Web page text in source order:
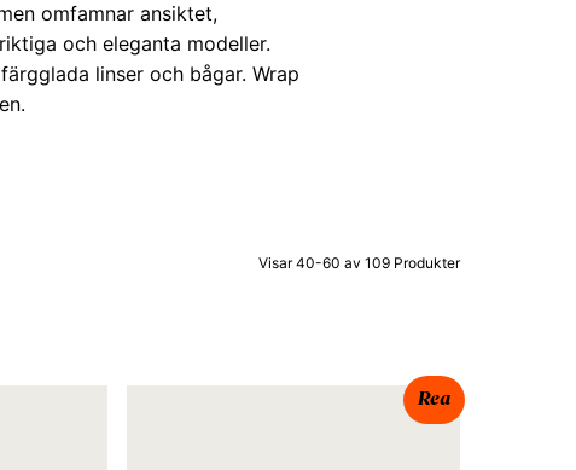
omfamnar ansiktet,
och eleganta modeller.
linser och bågar. Wrap
Visar 40-60 av 109 Produkter
Rea